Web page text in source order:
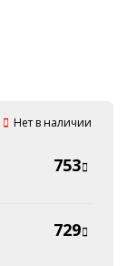
Нет в наличии
753
729